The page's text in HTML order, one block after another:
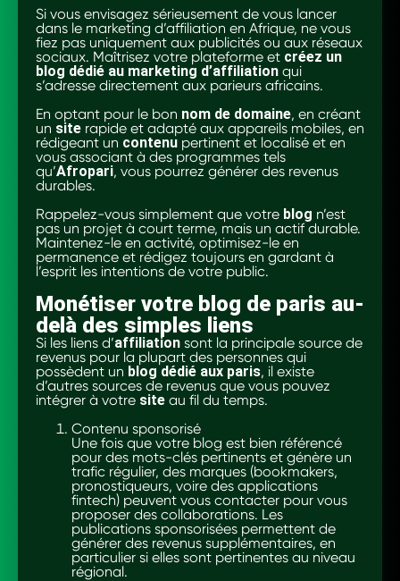
Si vous envisagez sérieusement de vous lancer
dans le marketing d’affiliation en Afrique, ne vous
fiez pas uniquement aux publicités ou aux réseaux
sociaux. Maîtrisez votre plateforme et créez un
blog dédié au marketing d’affiliation qui
s’adresse directement aux parieurs africains.
En optant pour le bon nom de domaine, en créant
un site rapide et adapté aux appareils mobiles, en
rédigeant un contenu pertinent et localisé et en
vous associant à des programmes tels
qu’Afropari, vous pourrez générer des revenus
durables.
Rappelez-vous simplement que votre blog n’est
pas un projet à court terme, mais un actif durable.
Maintenez-le en activité, optimisez-le en
permanence et rédigez toujours en gardant à
l’esprit les intentions de votre public.
Monétiser votre blog de paris au-
delà des simples liens
Si les liens d’affiliation sont la principale source de
revenus pour la plupart des personnes qui
possèdent un blog dédié aux paris, il existe
d’autres sources de revenus que vous pouvez
intégrer à votre site au fil du temps.
Contenu sponsorisé
Une fois que votre blog est bien référencé
pour des mots-clés pertinents et génère un
trafic régulier, des marques (bookmakers,
pronostiqueurs, voire des applications
fintech) peuvent vous contacter pour vous
proposer des collaborations. Les
publications sponsorisées permettent de
générer des revenus supplémentaires, en
particulier si elles sont pertinentes au niveau
régional.